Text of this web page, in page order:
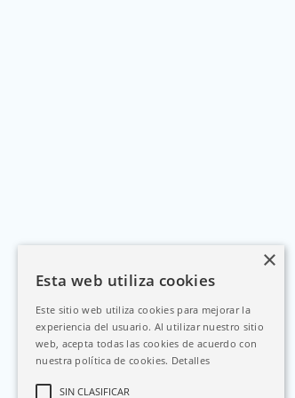
Esta web utiliza cookies
Este sitio web utiliza cookies para mejorar la
experiencia del usuario. Al utilizar nuestro sitio
web, acepta todas las cookies de acuerdo con
nuestra política de cookies. Detalles
SIN CLASIFICAR
×